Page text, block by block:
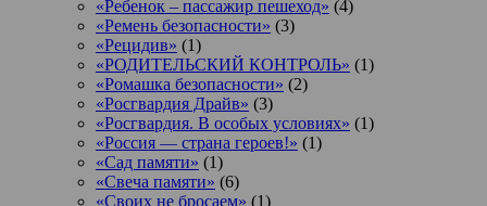
«Ребенок – пассажир пешеход» (4)
«Ремень безопасности» (3)
«Рецидив» (1)
«РОДИТЕЛЬСКИЙ КОНТРОЛЬ» (1)
«Ромашка безопасности» (2)
«Росгвардия Драйв» (3)
«Росгвардия. В особых условиях» (1)
«Россия — страна героев!» (1)
«Сад памяти» (1)
«Свеча памяти» (6)
«Своих не бросаем» (1)